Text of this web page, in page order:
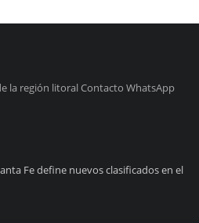
la región litoral Contacto WhatsApp
Fe define nuevos clasificados en el